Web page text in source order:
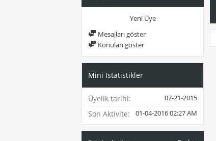
Yeni Üye
Mesajları göster
Konuları göster
Mini Istatistikler
Üyelik tarihi 07-21-2015
Son Aktivite 01-04-201602:27 AM